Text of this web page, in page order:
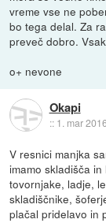
vreme vse ne
bo tega delal. Za
preveč dobro.
o+ nevone
Okapi
:: 1. mar
V resnici manjka
imamo skladišča
tovornjake, ladje,
skladiščnike,
plačal pridelavo in